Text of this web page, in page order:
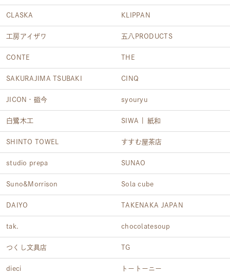
CLASKA KLIPPAN
工房アイザワ 五八PRODUCTS
CONTE THE
SAKURAJIMA TSUBAKI CINQ
JICON・磁今 syouryu
白鷺木工 SIWA | 紙和
SHINTO TOWEL すすむ屋茶店
studio prepa SUNAO
Suno&Morrison Sola cube
DAIYO TAKENAKA JAPAN
tak. chocolatesoup
つくし文具店 TG
dieci トートーニー